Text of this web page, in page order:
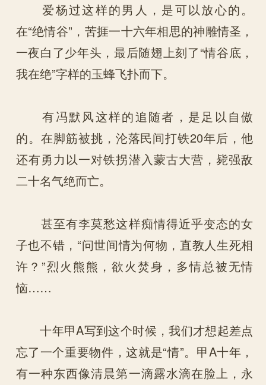
爱杨过这样的男人，是可以放心的。
在“绝情谷”，苦捱一十六年相思的神雕情圣，
一夜白了少年头，最后随翅上刻了“情谷底，
我在绝”字样的玉蜂飞扑而下。
有冯默风这样的追随者，是足以自傲
的。在脚筋被挑，沦落民间打铁20年后，他
还有勇力以一对铁拐潜入蒙古大营，毙强敌
二十名气绝而亡。
甚至有李莫愁这样痴情得近乎变态的女
子也不错，“问世间情为何物，直教人生死相
许？”烈火熊熊，欲火焚身，多情总被无情
恼……
十年甲A写到这个时候，我们才想起差点
忘了一个重要物件，这就是“情”。甲A十年，
有一种东西像清晨第一滴露水滴在脸上，永